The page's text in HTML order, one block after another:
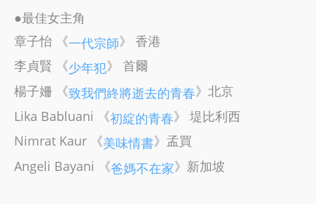
●最佳女主角
章子怡 《一代宗師》 香港
李貞賢 《少年犯》 首爾
楊子姍 《致我們終將逝去的青春》北京
Lika Babluani 《初綻的青春》 堤比利西
Nimrat Kaur 《美味情書》孟買
Angeli Bayani 《爸媽不在家》新加坡